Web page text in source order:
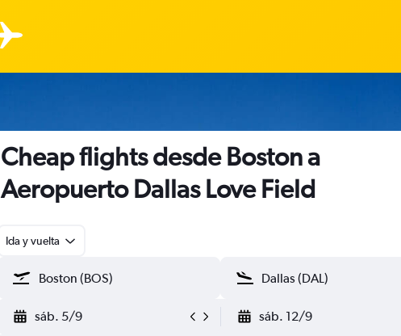
Cheap flights desde Boston a
Aeropuerto Dallas Love Field
Ida y vuelta
sáb. 5/9 sáb. 12/9